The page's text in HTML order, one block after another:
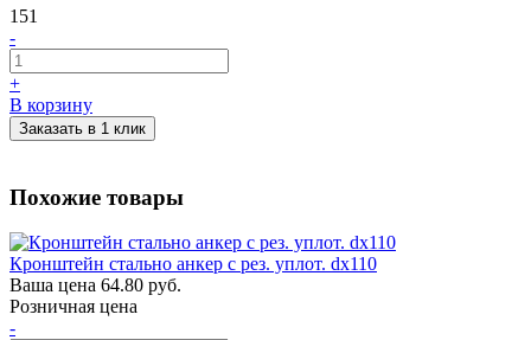
151
-
+
В корзину
Заказать в 1 клик
Похожие товары
Кронштейн стально анкер с рез. уплот. dх110
Ваша цена 64.80 руб.
Розничная цена
-